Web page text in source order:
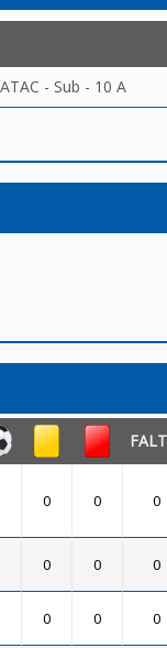
- Sub - 10 A
0 0 0
0 0 0
0 0 0